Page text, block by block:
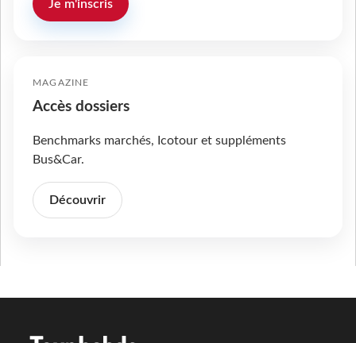
Je m'inscris
MAGAZINE
Accès dossiers
Benchmarks marchés, Icotour et suppléments
Bus&Car.
Découvrir